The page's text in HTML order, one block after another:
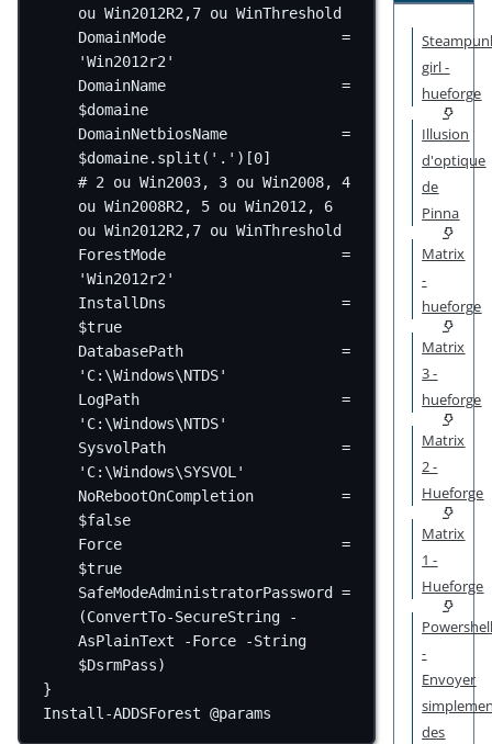
ou Win2012R2,7 ou WinThreshold
DomainMode =
'Win2012r2'
DomainName =
$domaine
DomainNetbiosName =
$domaine.split( '.' )[0]
# 2 ou Win2003, 3 ou Win2008, 4
ou Win2008R2, 5 ou Win2012, 6
ou Win2012R2,7 ou WinThreshold
ForestMode =
'Win2012r2'
InstallDns =
$true
DatabasePath =
'C:\Windows\NTDS'
LogPath =
'C:\Windows\NTDS'
SysvolPath =
'C:\Windows\SYSVOL'
NoRebootOnCompletion =
$false
Force =
$true
SafeModeAdministratorPassword =
(ConvertTo-SecureString
-
AsPlainText
-Force -String
$DsrmPass)
}
Install-ADDSForest @params
girl -
hueforge
Illusion
d'optique
de
Pinna
Matrix
-
hueforge
Matrix
3 -
hueforge
Matrix
2 -
Hueforge
Matrix
1 -
Hueforge
-
Envoyer
des